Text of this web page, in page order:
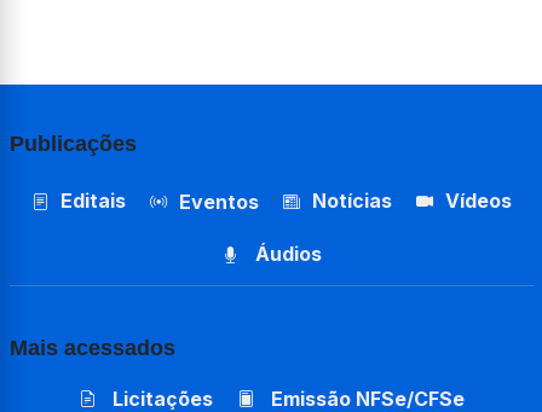
Publicações
Editais Eventos Notícias Vídeos
Áudios
Mais acessados
Licitações Emissão NFSe/CFSe